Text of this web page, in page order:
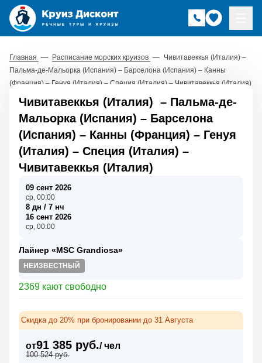
Главная — Расписание морских круизов — Чивитавеккья (Италия) –
Пальма-де-Мальорка (Испания) – Барселона (Испания) – Канны
(Франция) – Генуя (Италия) – Специя (Италия) – Чивитавеккья (Италия)
Чивитавеккья (Италия) – Пальма-де-
Мальорка (Испания) – Барселона
(Испания) – Канны (Франция) – Генуя
(Италия) – Специя (Италия) –
Чивитавеккья (Италия)
09 сент 2026
ср, 00:00
8 дн / 7 нч
16 сент 2026
ср, 00:00
Лайнер «MSC Grandiosa»
НЕИЗВЕСТНЫЙ
2369 кают свободно
Скидка до 20% при бронировании до 31 Августа
от91 385 руб./ чел
100 524 руб.